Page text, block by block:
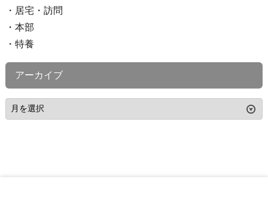
居宅・訪問
本部
特養
アーカイブ